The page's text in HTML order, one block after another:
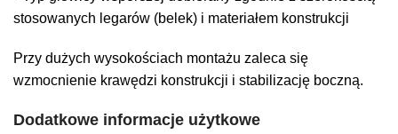
stosowanych legarów (belek) i materiałem konstrukcji
Przy dużych wysokościach montażu zaleca się
wzmocnienie krawędzi konstrukcji i stabilizację boczną.
Dodatkowe informacje użytkowe